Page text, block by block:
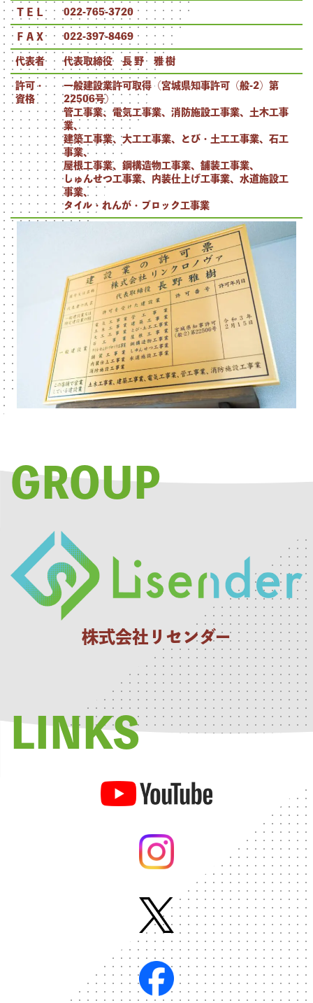
ＴＥＬ 022-765-3720
ＦＡＸ 022-397-8469
代表者 代表取締役 長 野 雅 樹
許可・
資格
一般建設業許可取得（宮城県知事許可（般-2）第
22506号）
管工事業、電気工事業、消防施設工事業、土木工事
業、
建築工事業、大工工事業、とび・土工工事業、石工
事業、
屋根工事業、鋼構造物工事業、舗装工事業、
しゅんせつ工事業、内装仕上げ工事業、水道施設工
事業、
タイル・れんが・ブロック工事業
GROUP
株式会社リセンダー
LINKS